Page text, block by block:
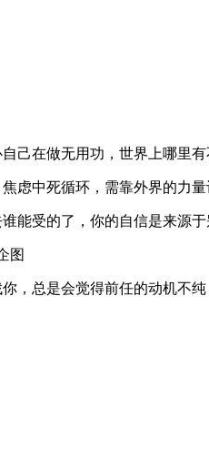
己在做无用功，世界上哪里
虑中死循环，需靠外界的力
能受的了，你的自信是来源
图
，总是会觉得前任的动机不